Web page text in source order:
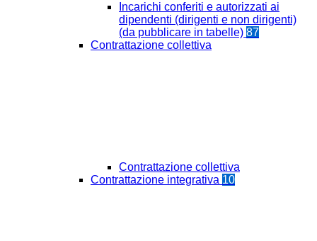
Incarichi conferiti e autorizzati ai
dipendenti (dirigenti e non dirigenti)
(da pubblicare in tabelle) 87
Contrattazione collettiva
Contrattazione collettiva
Contrattazione integrativa 10